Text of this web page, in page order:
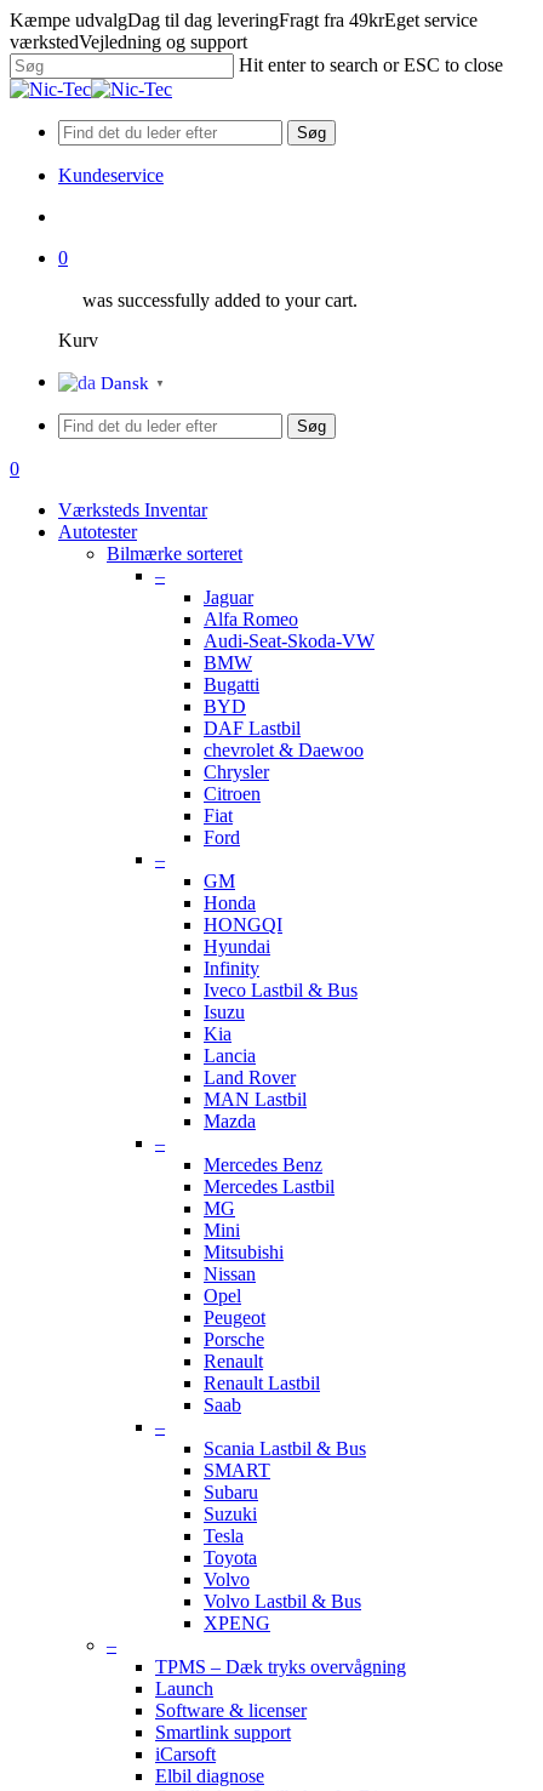
Skip
to
main
content
Kæmpe udvalgDag til dag leveringFragt fra 49krEget service
værkstedVejledning og support
Hit enter to search or ESC to close
Close
Søg
Kundeservice
0
was successfully added to your cart.
Kurv
Menu
Dansk ▼
Søg
search
0
Værksteds Inventar
Autotester
Bilmærke sorteret
–
Jaguar
Alfa Romeo
Audi-Seat-Skoda-VW
BMW
Bugatti
BYD
DAF Lastbil
chevrolet & Daewoo
Chrysler
Citroen
Fiat
Ford
–
GM
Honda
HONGQI
Hyundai
Infinity
Iveco Lastbil & Bus
Isuzu
Kia
Lancia
Land Rover
MAN Lastbil
Mazda
–
Mercedes Benz
Mercedes Lastbil
MG
Mini
Mitsubishi
Nissan
Opel
Peugeot
Porsche
Renault
Renault Lastbil
Saab
–
Scania Lastbil & Bus
SMART
Subaru
Suzuki
Tesla
Toyota
Volvo
Volvo Lastbil & Bus
XPENG
–
TPMS – Dæk tryks overvågning
Launch
Software & licenser
Smartlink support
iCarsoft
Elbil diagnose